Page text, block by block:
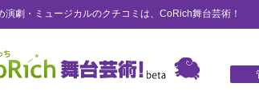
演劇・ミュージカルのクチコミは、CoRich舞台芸術！